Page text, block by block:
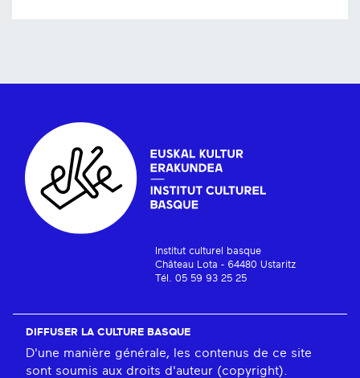
Institut culturel basque
Château Lota - 64480 Ustaritz
Tél. 05 59 93 25 25
DIFFUSER LA CULTURE BASQUE
D'une manière générale, les contenus de ce site
sont soumis aux droits d'auteur (copyright).